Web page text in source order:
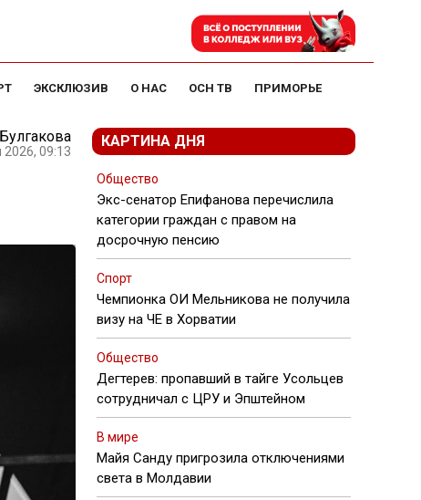
ЭКСКЛЮЗИВ О НАС ОСН ТВ ПРИМОРЬЕ
2026, 09:13
КАРТИНА ДНЯ
Общество
Экс-сенатор Епифанова перечислила
категории граждан с правом на
досрочную пенсию
Спорт
Чемпионка ОИ Мельникова не получила
визу на ЧЕ в Хорватии
Общество
Дегтерев: пропавший в тайге Усольцев
сотрудничал с ЦРУ и Эпштейном
В мире
Майя Санду пригрозила отключениями
света в Молдавии